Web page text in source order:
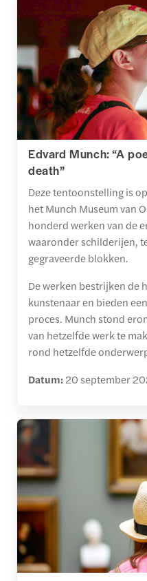
Edvard Munch: “A
death”
Deze tentoonstelling is
het Munch Museum van
honderd werken van de
waaronder schilderijen,
gegraveerde blokken.
De werken bestrijken de
kunstenaar en bieden
proces. Munch stond
van hetzelfde werk te
rond hetzelfde
Datum: 20 september